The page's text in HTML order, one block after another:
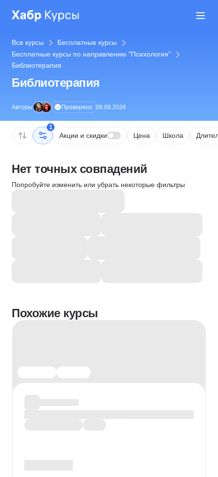
Все курсы
Бесплатные курсы
Бесплатные курсы по направлению "Психология"
Библиотерапия
Библиотерапия
Авторы Проверено 06.08.2026
1
Акции и скидки Цена Школа
Нет точных совпадений
Попробуйте изменить или убрать некоторые фильтры
Похожие курсы